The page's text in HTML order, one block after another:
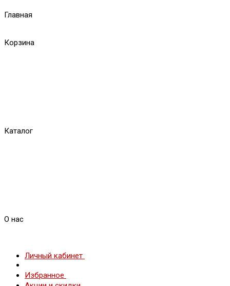
Главная
Корзина
Каталог
О нас
Личный кабинет
Избранное